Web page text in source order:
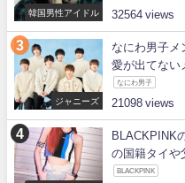
韓国男性アイドル 32564
ジャニーズ
なにわ男子メ
愛が出てない
なにわ男子
21098
BLACKPINK
の国籍タイや
BLACKPINK